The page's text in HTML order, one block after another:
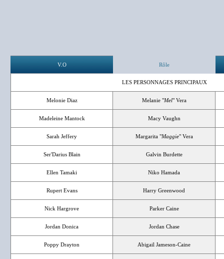
V.O Rôle
LES PERSONNAGES PRINCIPAUX
Melonie Diaz Melanie "Mel" Vera
Madeleine Mantock Macy Vaughn
Sarah Jeffery Margarita "Maggie" Vera
Ser'Darius Blain Galvin Burdette
Ellen Tamaki Niko Hamada
Rupert Evans Harry Greenwood
Nick Hargrove Parker Caine
Jordan Donica Jordan Chase
Poppy Drayton Abigail Jameson-Caine